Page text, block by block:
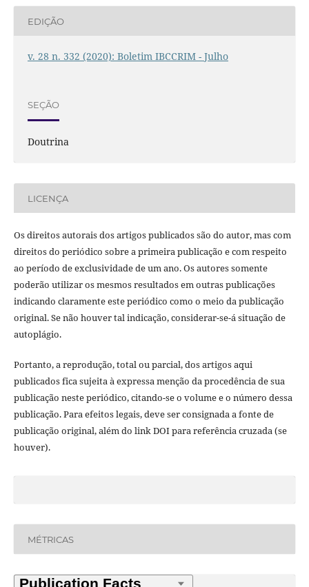
EDIÇÃO
v. 28 n. 332 (2020): Boletim IBCCRIM - Julho
SEÇÃO
Doutrina
LICENÇA
Os direitos autorais dos artigos publicados são do autor, mas com
direitos do periódico sobre a primeira publicação e com respeito
ao período de exclusividade de um ano. Os autores somente
poderão utilizar os mesmos resultados em outras publicações
indicando claramente este periódico como o meio da publicação
original. Se não houver tal indicação, considerar-se-á situação de
autoplágio.
Portanto, a reprodução, total ou parcial, dos artigos aqui
publicados fica sujeita à expressa menção da procedência de sua
publicação neste periódico, citando-se o volume e o número dessa
publicação. Para efeitos legais, deve ser consignada a fonte de
publicação original, além do link DOI para referência cruzada (se
houver).
MÉTRICAS